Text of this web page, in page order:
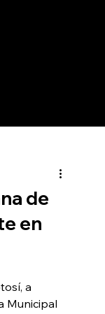
de
en
a
Municipal